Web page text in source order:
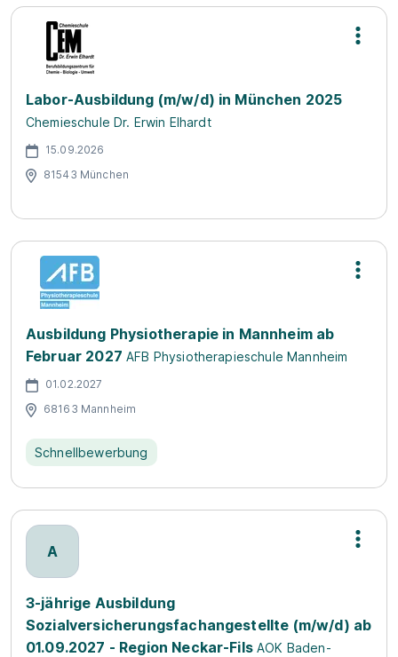
Labor-Ausbildung (m/w/d) in München 2025
Chemieschule Dr. Erwin Elhardt
15.09.2026
81543 München
Ausbildung Physiotherapie in Mannheim ab
Februar 2027 AFB Physiotherapieschule Mannheim
01.02.2027
68163 Mannheim
Schnellbewerbung
A
3-jährige Ausbildung
Sozialversicherungsfachangestellte (m/w/d) ab
01.09.2027 - Region Neckar-Fils AOK Baden-